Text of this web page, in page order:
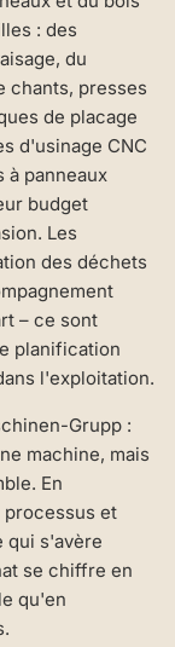
: des
du
chants, presses
de placage
d'usinage CNC
à panneaux
budget
Les
des déchets
– ce sont
planification
l'exploitation.
Grupp :
machine, mais
En
processus et
qui s'avère
se chiffre en
qu'en